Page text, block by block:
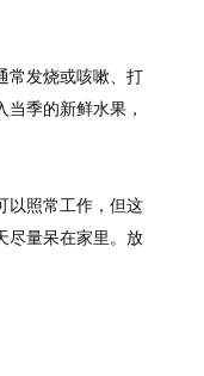
常发烧或咳嗽、打
季的新鲜水果，
以照常工作，但这
尽量呆在家里。放